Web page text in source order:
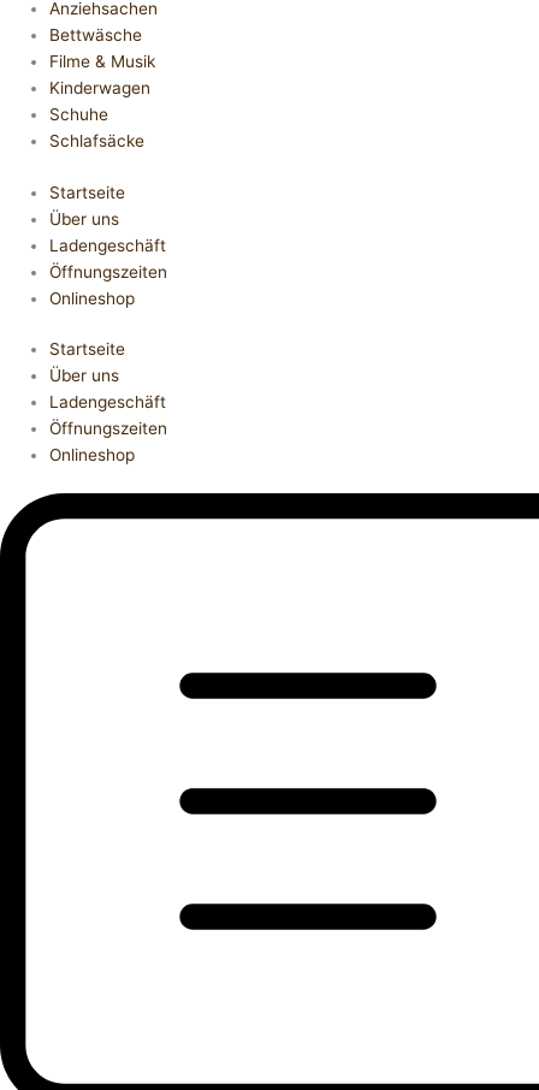
Anziehsachen
Bettwäsche
Filme & Musik
Kinderwagen
Schuhe
Schlafsäcke
Startseite
Über uns
Ladengeschäft
Öffnungszeiten
Onlineshop
Startseite
Über uns
Ladengeschäft
Öffnungszeiten
Onlineshop